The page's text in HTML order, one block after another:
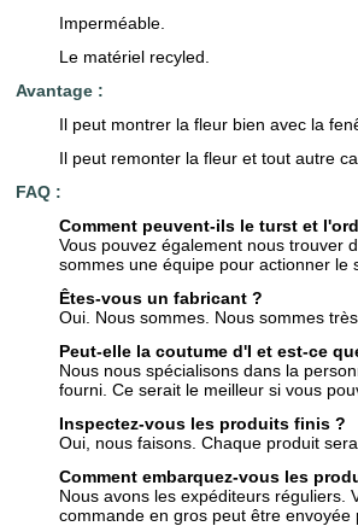
Imperméable.
Le matériel recyled.
Avantage :
Il peut montrer la fleur bien avec la
Il peut remonter la fleur et tout autre
FAQ :
Comment peuvent-ils le turst et
Vous pouvez également nous trouver
sommes une équipe pour actionner le
Êtes-vous un fabricant ?
Oui. Nous sommes. Nous sommes
Peut-elle la coutume d'I et est-ce
Nous nous spécialisons dans la
fourni. Ce serait le meilleur si vous
Inspectez-vous les produits finis ?
Oui, nous faisons. Chaque produit
Comment embarquez-vous les
Nous avons les expéditeurs réguliers.
commande en gros peut être envoyée